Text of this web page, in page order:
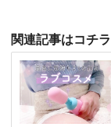
関連記事はコチ